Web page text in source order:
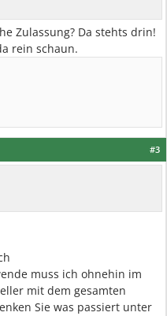
Zulassung? Da stehts drin!
rein schaun.
#3
muss ich ohnehin im
mit dem gesamten
Sie was passiert unter